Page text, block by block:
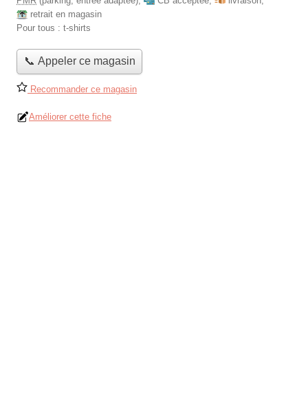
retrait en magasin
Pour tous : t-shirts
📞 Appeler ce magasin
Recommander ce magasin
Améliorer cette fiche